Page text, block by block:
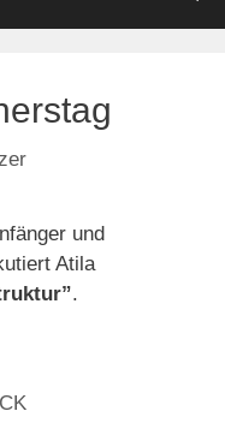
und
Atila
.